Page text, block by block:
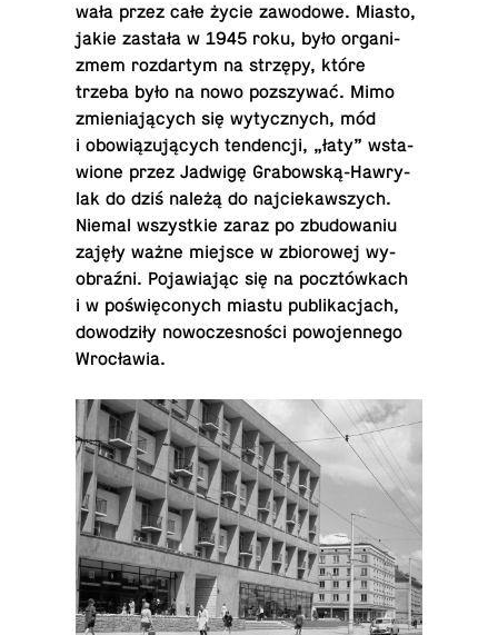
wa­ła przez całe życie za­wo­do­we. Miasto,
jakie zastała w 1945 roku, było or­ga­ni­
zmem roz­dar­tym na strzępy, które
trzeba było na nowo po­zszy­wać. Mimo
zmie­nia­ją­cych się wy­tycz­nych, mód
i obo­wią­zu­ją­cych ten­den­cji, „łaty” wsta­
wio­ne przez Jadwigę Gra­bow­ską-Haw­ry­
lak do dziś należą do naj­cie­kaw­szych.
Niemal wszyst­kie zaraz po zbu­do­wa­niu
zajęły ważne miejsce w zbio­ro­wej wy­
obraź­ni. Po­ja­wia­jąc się na pocz­tów­kach
i w po­świę­co­nych miastu pu­bli­ka­cjach,
do­wo­dzi­ły no­wo­cze­sno­ści po­wo­jen­ne­go
Wrocławia.